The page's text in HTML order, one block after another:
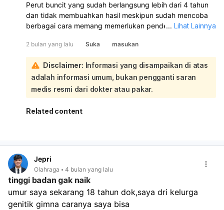
Perut buncit yang sudah berlangsung lebih dari 4 tahun
dan tidak membuahkan hasil meskipun sudah mencoba
berbagai cara memang memerlukan pendekatan yang
penumpukan lemak visceral yang membandel, yang tidak
hanya memengaruhi penampilan tetapi juga kesehatan:
Meskipun Anda sudah mencoba olahraga seperti senam,
lari, dan bersepeda, serta jamu herbal, kuncinya
seringkali terletak pada konsistensi, intensitas yang tepat,
dan kombinasi dengan pola makan yang benar. Beberapa
langkah yang bisa Anda pertimbangkan:
konsumsi alkohol (meskipun tidak sering, tetap
serat (dari buah, sayur, biji-bijian utuh), dan lemak
sehat (seperti alpukat, minyak zaitun). Mengunyah
makanan perlahan juga penting untuk pencernaan
yang lebih baik.
Variasi dan Intensitas Olahraga
... Lihat Lainnya
2 bulan yang lalu Suka masukan
Disclaimer: Informasi yang disampaikan di atas
adalah informasi umum, bukan pengganti saran
medis resmi dari dokter atau pakar.
Related content
Jepri
Olahraga 4 bulan yang lalu
tinggi badan gak naik
umur saya sekarang 18 tahun dok,saya dri kelurga
genitik gimna caranya saya bisa